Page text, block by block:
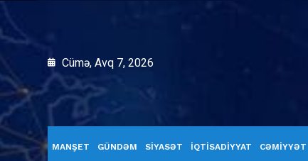
Cümə, Avq 7, 2026
MANŞET GÜNDƏM SİYASƏT İQTİSADİYYAT CƏMİYYƏT